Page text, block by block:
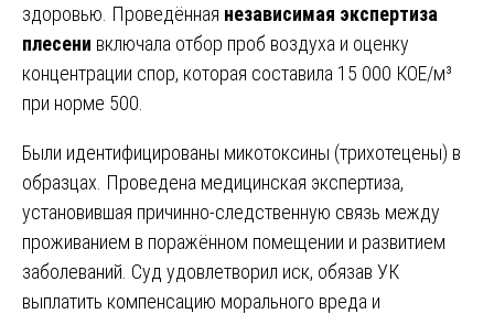
здоровью. Проведённая независимая экспертиза
плесени включала отбор проб воздуха и оценку
концентрации спор, которая составила 15 000 КОЕ/м³
при норме 500.
Были идентифицированы микотоксины (трихотецены) в
образцах. Проведена медицинская экспертиза,
установившая причинно-следственную связь между
проживанием в поражённом помещении и развитием
заболеваний. Суд удовлетворил иск, обязав УК
выплатить компенсацию морального вреда и